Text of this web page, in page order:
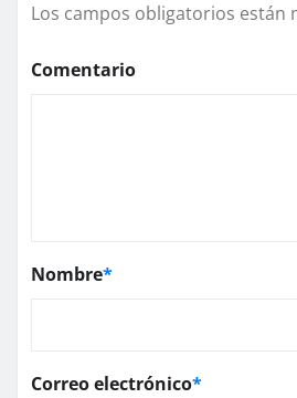
Los campos obligatorios están
Comentario
Nombre*
Correo electrónico*